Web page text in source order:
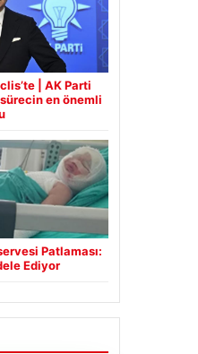
| AK Parti
en önemli
Patlaması:
Ediyor